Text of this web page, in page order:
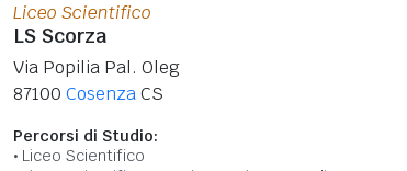
Liceo Scientifico
LS Scorza
Via Popilia Pal. Oleg
87100 CosenzaCS
Percorsi di Studio:
Liceo Scientifico